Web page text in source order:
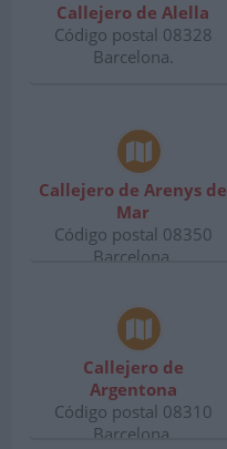
Callejero de Alella
Código postal 08328
Barcelona.
Callejero de Arenys de
Mar
Código postal 08350
Barcelona.
Callejero de
Argentona
Código postal 08310
Barcelona.